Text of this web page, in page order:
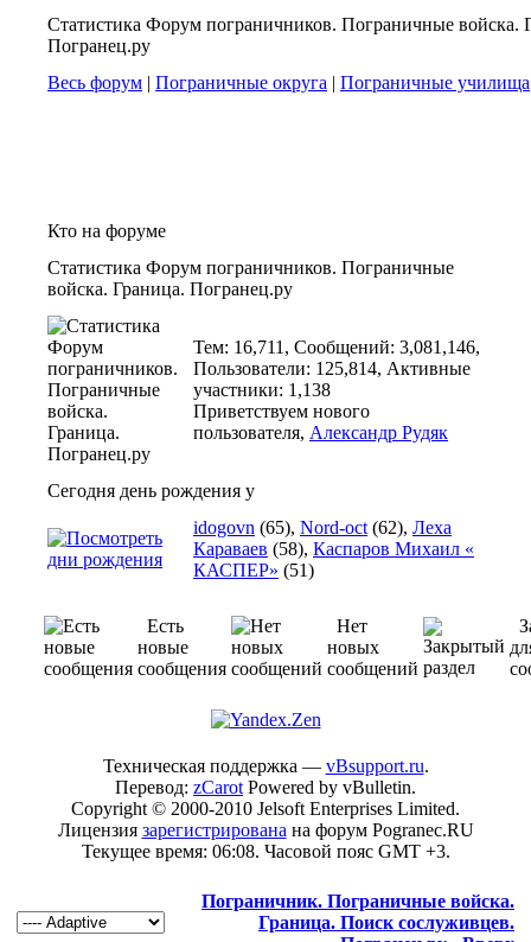
Статистика Форум пограничников. Пограничные войска.
Погранец.ру
Весь форум | Пограничные округа | Пограничные училища
Кто на форуме
Статистика Форум пограничников. Пограничные
войска. Граница. Погранец.ру
Тем: 16,711, Сообщений: 3,081,146,
Пользователи: 125,814, Активные
участники: 1,138
Приветствуем нового
пользователя, Александр Рудяк
Сегодня день рождения у
idogovn (65), Nord-oct (62), Леха
Караваев (58), Каспаров Михаил «
КАСПЕР» (51)
Есть
новые
сообщения
Нет
новых
сообщений
Техническая поддержка — vBsupport.ru.
Перевод: zCarot Powered by vBulletin.
Copyright © 2000-2010 Jelsoft Enterprises Limited.
Лицензия зарегистрирована на форум Pogranec.RU
Текущее время: 06:08. Часовой пояс GMT +3.
Пограничник. Пограничные войска.
Граница. Поиск сослуживцев.